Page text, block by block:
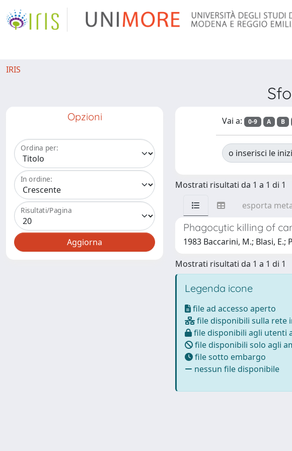
IRIS
Opzioni
Ordina per:
In ordine:
Risultati/Pagina
Vai a: 0-9 A B
o inserisci le
Mostrati risultati da 1 a 1 di 1
esporta
Phagocytic killing of
1983 Baccarini, M.; Blasi, E.;
Mostrati risultati da 1 a 1 di 1
Legenda icone
file ad accesso aperto
file disponibili sulla rete
file disponibili agli utenti
file disponibili solo agli
file sotto embargo
nessun file disponibile